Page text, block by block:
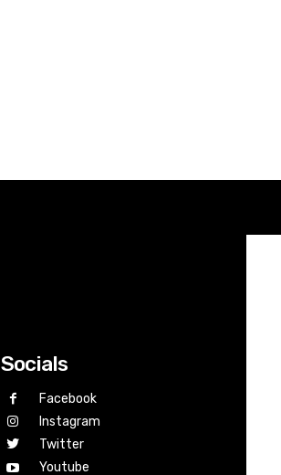
Socials
Facebook
Instagram
Twitter
Youtube